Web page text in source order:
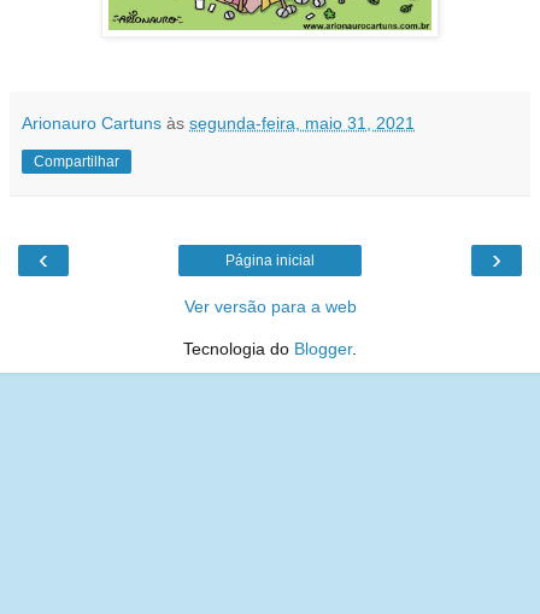
Arionauro Cartuns às segunda-feira, maio 31, 2021
Compartilhar
‹ ›
Página inicial
Ver versão para a web
Tecnologia do Blogger.